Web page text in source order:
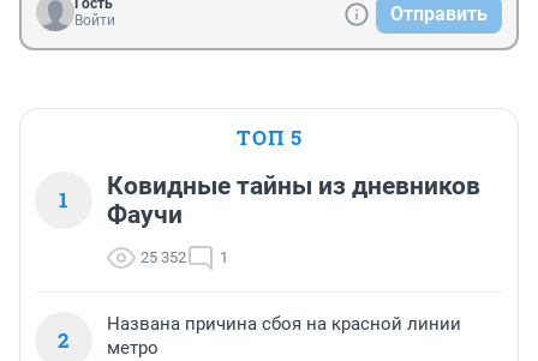
Гость
Войти
Отправить
ТОП 5
1
Ковидные тайны из дневников
Фаучи
25 352 1
2
Названа причина сбоя на красной линии
метро